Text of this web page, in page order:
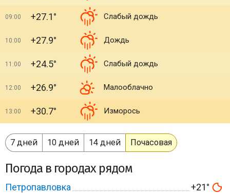
09:00 +27.1° Слабый дождь
10:00 +27.9° Дождь
11:00 +24.5° Слабый дождь
12:00 +26.9° Малооблачно
13:00 +30.7° Изморось
7 дней 10 дней 14 дней Почасовая
Погода в городах рядом
Петропавловка
+21°